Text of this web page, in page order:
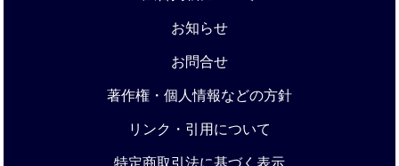
お知らせ
お問合せ
著作権・個人情報などの方針
リンク・引用について